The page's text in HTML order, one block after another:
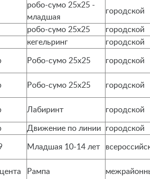
робо-сумо 25х25 -
младшая
городской
робо-сумо 25х25
городской
кегельринг городской
Робо-сумо 25х25 городской
Робо-сумо 25х25 городской
Лабиринт городской
Движение по линии городской
Младшая 10-14 лет
Рампа